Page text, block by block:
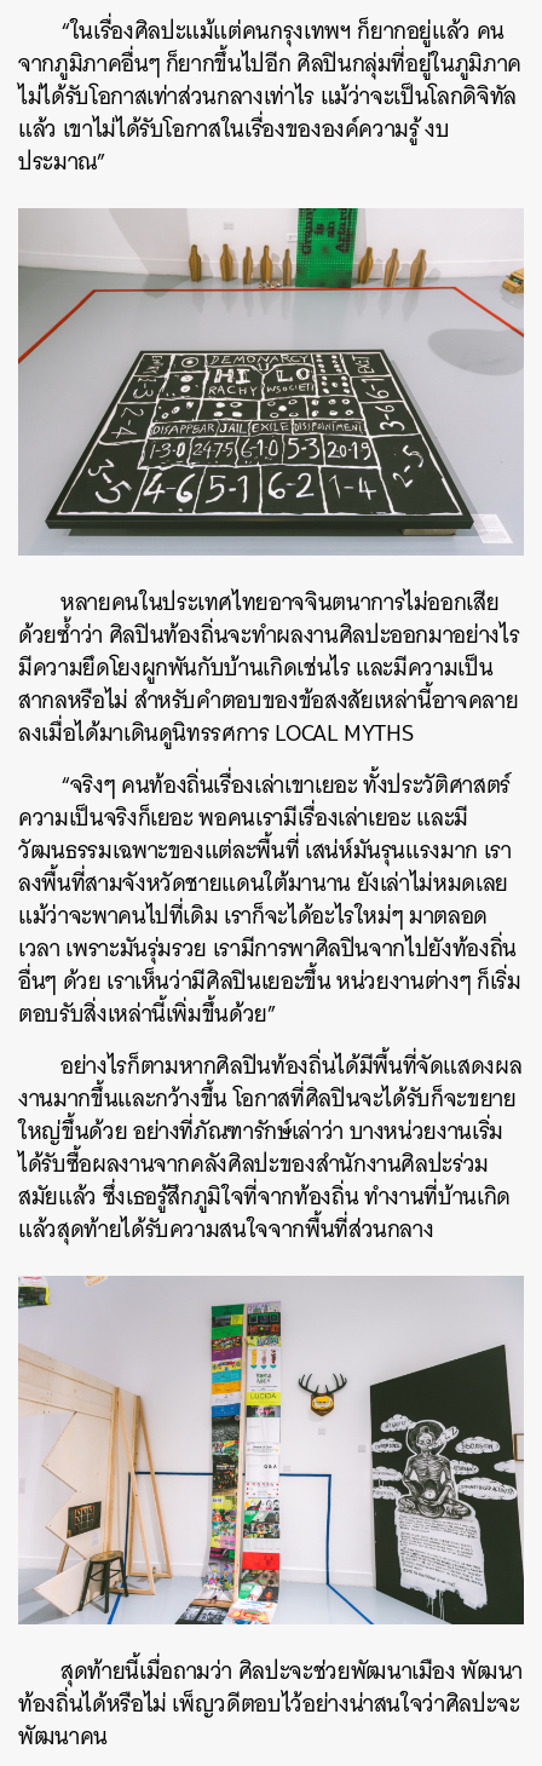
“ในเรื่องศิลปะแม้แต่คนกรุงเทพฯ ก็ยากอยู่แล้ว คน
จากภูมิภาคอื่นๆ ก็ยากขึ้นไปอีก ศิลปินกลุ่มที่อยู่ในภูมิภาค
ไม่ได้รับโอกาสเท่าส่วนกลางเท่าไร แม้ว่าจะเป็นโลกดิจิทัล
แล้ว เขาไม่ได้รับโอกาสในเรื่องขององค์ความรู้ งบ
ประมาณ”
หลายคนในประเทศไทยอาจจินตนาการไม่ออกเสีย
ด้วยซ้ำว่า ศิลปินท้องถิ่นจะทำผลงานศิลปะออกมาอย่างไร
มีความยึดโยงผูกพันกับบ้านเกิดเช่นไร และมีความเป็น
สากลหรือไม่ สำหรับคำตอบของข้อสงสัยเหล่านี้อาจคลาย
ลงเมื่อได้มาเดินดูนิทรรศการ LOCAL MYTHS
“จริงๆ คนท้องถิ่นเรื่องเล่าเขาเยอะ ทั้งประวัติศาสตร์
ความเป็นจริงก็เยอะ พอคนเรามีเรื่องเล่าเยอะ และมี
วัฒนธรรมเฉพาะของแต่ละพื้นที่ เสน่ห์มันรุนแรงมาก เรา
ลงพื้นที่สามจังหวัดชายแดนใต้มานาน ยังเล่าไม่หมดเลย
แม้ว่าจะพาคนไปที่เดิม เราก็จะได้อะไรใหม่ๆ มาตลอด
เวลา เพราะมันรุ่มรวย เรามีการพาศิลปินจากไปยังท้องถิ่น
อื่นๆ ด้วย เราเห็นว่ามีศิลปินเยอะขึ้น หน่วยงานต่างๆ ก็เริ่ม
ตอบรับสิ่งเหล่านี้เพิ่มขึ้นด้วย”
อย่างไรก็ตามหากศิลปินท้องถิ่นได้มีพื้นที่จัดแสดงผล
งานมากขึ้นและกว้างขึ้น โอกาสที่ศิลปินจะได้รับก็จะขยาย
ใหญ่ขึ้นด้วย อย่างที่ภัณฑารักษ์เล่าว่า บางหน่วยงานเริ่ม
ได้รับซื้อผลงานจากคลังศิลปะของสำนักงานศิลปะร่วม
สมัยแล้ว ซึ่งเธอรู้สึกภูมิใจที่จากท้องถิ่น ทำงานที่บ้านเกิด
แล้วสุดท้ายได้รับความสนใจจากพื้นที่ส่วนกลาง
สุดท้ายนี้เมื่อถามว่า ศิลปะจะช่วยพัฒนาเมือง พัฒนา
ท้องถิ่นได้หรือไม่ เพ็ญวดีตอบไว้อย่างน่าสนใจว่าศิลปะจะ
พัฒนาคน